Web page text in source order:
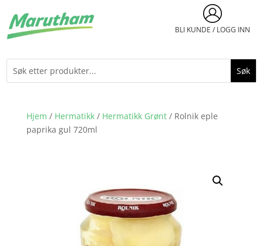
BLI KUNDE / LOGG INN
Hjem / Hermatikk/ Hermatikk Grønt/ Rolnik eple
paprika gul 720ml